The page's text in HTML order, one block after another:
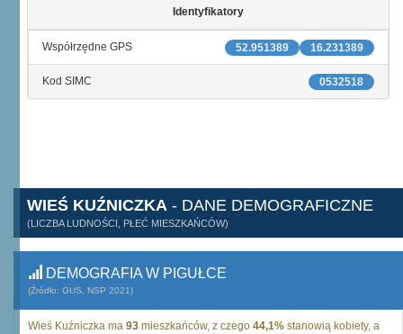
Identyfikatory
16.231389
52.951389
Współrzędne GPS
0532518
Kod SIMC
WIEŚ KUŹNICZKA - DANE DEMOGRAFICZNE
(LICZBA LUDNOŚCI, PŁEĆ MIESZKAŃCÓW)
DEMOGRAFIA W PIGUŁCE
(Źródło: GUS, NSP 2021)
Wieś Kuźniczka ma 93 mieszkańców, z czego 44,1% stanowią kobiety, a